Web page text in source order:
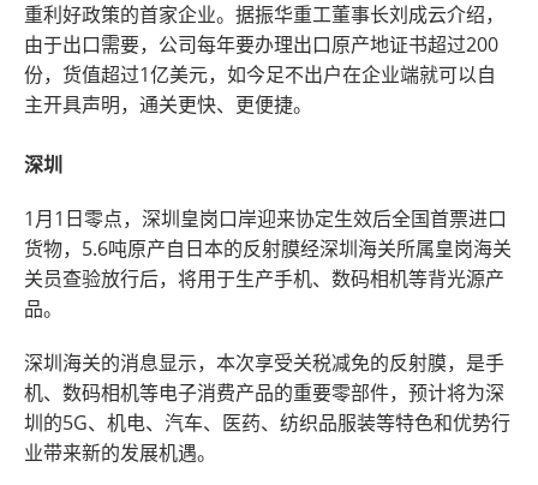
重利好政策的首家企业。据振华重工董事长刘成云介绍，
由于出口需要，公司每年要办理出口原产地证书超过200
份，货值超过1亿美元，如今足不出户在企业端就可以自
主开具声明，通关更快、更便捷。
深圳
1月1日零点，深圳皇岗口岸迎来协定生效后全国首票进口
货物，5.6吨原产自日本的反射膜经深圳海关所属皇岗海关
关员查验放行后，将用于生产手机、数码相机等背光源产
品。
深圳海关的消息显示，本次享受关税减免的反射膜，是手
机、数码相机等电子消费产品的重要零部件，预计将为深
圳的5G、机电、汽车、医药、纺织品服装等特色和优势行
业带来新的发展机遇。